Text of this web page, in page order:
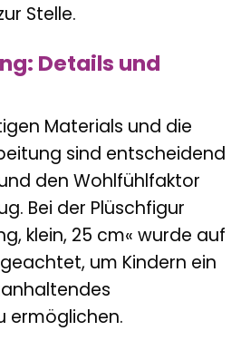
Stelle.
Details und
Materials und die
sind entscheidend
den Wohlfühlfaktor
Bei der Plüschfigur
klein, 25 cm« wurde auf
um Kindern ein
ermöglichen.